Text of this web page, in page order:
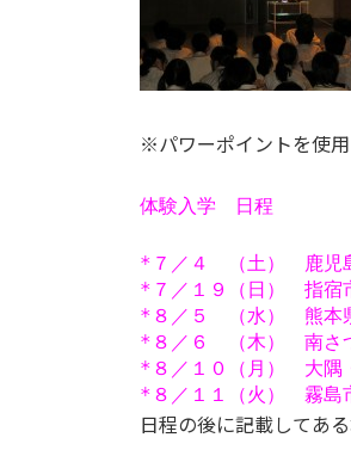
※パワーポイントを使用
体験入学 日程
*７／４ （土） 鹿児
*７／１９（日） 指宿
*８／５ （水） 熊本
*８／６ （木） 南さ
*８／１０（月） 大隅
*８／１１（火） 霧島
日程の後に記載してあ